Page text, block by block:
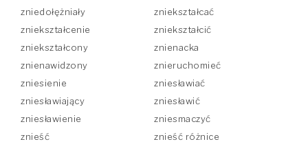
zniedołężniały
zniekształcać
zniekształcenie
zniekształcić
zniekształcony
znienacka
znienawidzony
znieruchomieć
zniesienie
zniesławiać
zniesławiający
zniesławić
zniesławienie
zniesmaczyć
znieść
znieść różnice